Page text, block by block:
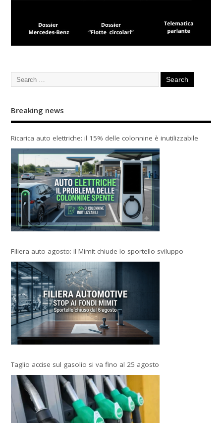
Breaking news
Ricarica auto elettriche: il 15% delle colonnine è inutilizzabile
Filiera auto agosto: il Mimit chiude lo sportello sviluppo
Taglio accise sul gasolio si va fino al 25 agosto